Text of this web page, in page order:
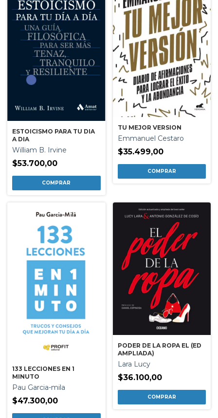
ESTOICISMO PARA TU DIA
A DIA
William B. Irvine
$53.700,00
TU MEJOR VERSION
Emmanuel Cestaro
$35.499,00
133 LECCIONES EN 1
MINUTO
Pau Garcia-mila
$47.300,00
PODER DE LA ROPA EL (ED
AMPLIADA)
Lara Lucy
$36.100,00